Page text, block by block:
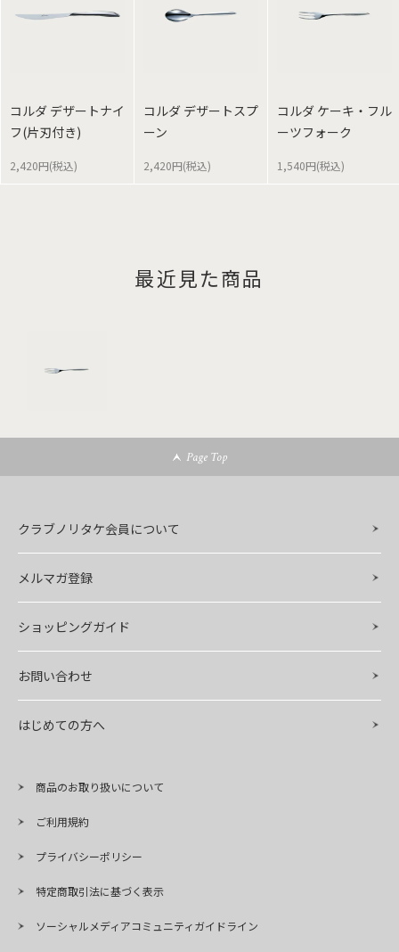
コルダ デザートナイ
フ(片刃付き)
2,420円(税込)
コルダ デザートスプ
ーン
2,420円(税込)
コルダ ケーキ・フル
ーツフォーク
1,540円(税込)
最近見た商品
Page Top
クラブノリタケ会員について
メルマガ登録
ショッピングガイド
お問い合わせ
はじめての方へ
商品のお取り扱いについて
ご利用規約
プライバシーポリシー
特定商取引法に基づく表示
ソーシャルメディアコミュニティガイドライン